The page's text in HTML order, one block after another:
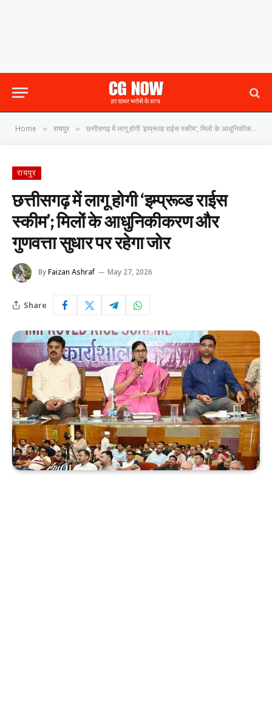
Home » रायपुर » छत्तीसगढ़ में लागू होगी ‘इम्प्रूव्ड राईस स्कीम’; मिलों के आधुनिकीकरण और गुणवत्ता सुधार पर रहेगा जोर
रायपुर
छत्तीसगढ़ में लागू होगी ‘इम्प्रूव्ड राईस
स्कीम’; मिलों के आधुनिकीकरण और
गुणवत्ता सुधार पर रहेगा जोर
ByFaizan Ashraf May 27, 2026
Share